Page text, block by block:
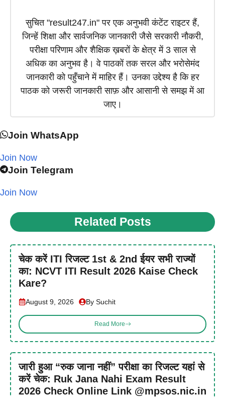
सुचित "result247.in" पर एक अनुभवी कंटेंट राइटर हैं,
जिन्हें शिक्षा और सार्वजनिक जानकारी जैसे सरकारी नौकरी,
परीक्षा परिणाम और शैक्षिक ख़बरों के क्षेत्र में 3 साल से
अधिक का अनुभव है। वे पाठकों तक सरल और भरोसेमंद
जानकारी को पहुँचाने में माहिर हैं। उनका उद्देश्य है कि हर
पाठक को जरूरी जानकारी साफ़ और आसानी से समझ में आ
जाए।
Join WhatsApp
Join Now
Join Telegram
Join Now
Related Posts
चेक करें ITI रिजल्ट 1st & 2nd ईयर सभी राज्यों
का: NCVT ITI Result 2026 Kaise Check
Kare?
August 9, 2026 By Suchit
Read More
जारी हुआ “रुक जाना नहीं” परीक्षा का रिजल्ट यहां से
करें चेक: Ruk Jana Nahi Exam Result
2026 Check Online Link @mpsos.nic.in